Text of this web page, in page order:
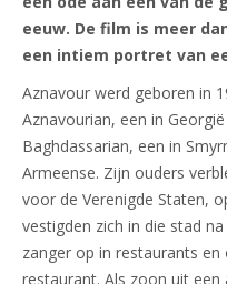
eeuw. De film is meer
een intiem portret van
Aznavour werd geboren in
Aznavourian, een in
Baghdassarian, een in
Armeense. Zijn ouders
voor de Verenigde Staten,
vestigden zich in die stad
zanger op in restaurants
restaurant. Als zoon uit